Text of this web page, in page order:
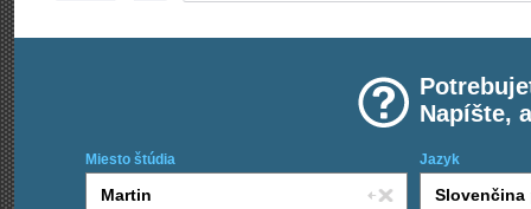
Napíšte,
Miesto štúdia Jazyk